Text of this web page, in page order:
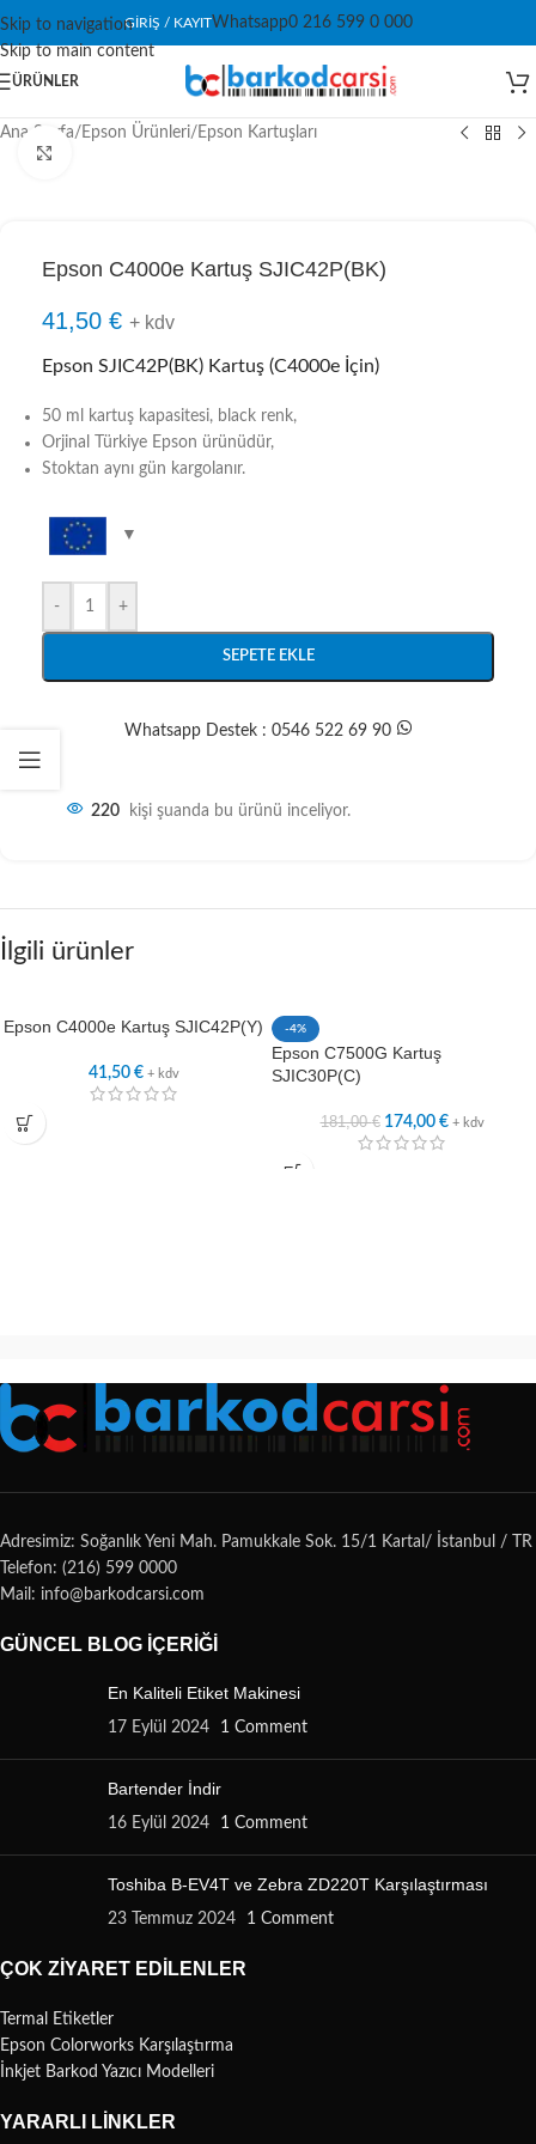
Skip to navigation
Skip to main content
GIRIŞ / KAYITWhatsapp0 216 599 0 000
ÜRÜNLER
Ana Sayfa/ Epson Ürünleri/ Epson Kartuşları
Epson C4000e Kartuş SJIC42P(BK)
41,50 € + kdv
Epson SJIC42P(BK) Kartuş (C4000e İçin)
50 ml kartuş kapasitesi, black renk,
Orjinal Türkiye Epson ürünüdür,
Stoktan aynı gün kargolanır.
- +
SEPETE EKLE
Whatsapp Destek : 0546 522 69 90
220 kişi şuanda bu ürünü inceliyor.
İlgili ürünler
Epson C4000e Kartuş SJIC42P(Y)
41,50 € + kdv
-4%
Epson C7500G Kartuş
SJIC30P(C)
181,00€ 174,00 € + kdv
Adresimiz: Soğanlık Yeni Mah. Pamukkale Sok. 15/1 Kartal/ İstanbul / TR
Telefon: (216) 599 0000
Mail: info@barkodcarsi.com
GÜNCEL BLOG İÇERIĞI
En Kaliteli Etiket Makinesi
17 Eylül 2024 1 Comment
Bartender İndir
16 Eylül 2024 1 Comment
Toshiba B-EV4T ve Zebra ZD220T Karşılaştırması
23 Temmuz 2024 1 Comment
ÇOK ZIYARET EDILENLER
Termal Etiketler
Epson Colorworks Karşılaştırma
İnkjet Barkod Yazıcı Modelleri
YARARLI LINKLER